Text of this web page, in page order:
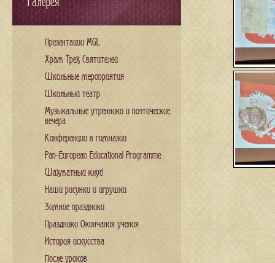
Презентации MGL
Храм Трех Святителей
Школьные мероприятия
Школьный театр
Музыкальные утренники и поэтические
вечера
Конференции в гимназии
Pan-European Educational Programme
Шахматный клуб
Наши рисунки и игрушки
Зимние праздники
Праздники Окончания учения
История искусства
После уроков